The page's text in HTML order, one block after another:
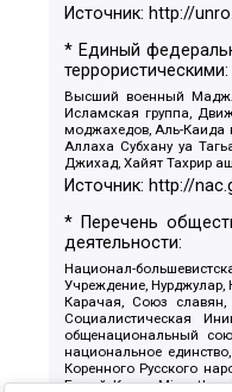
Источник: http://
* Единый
террористическими:
Высший военный
Исламская группа,
моджахедов, Аль-Каида
Аллаха Субхану уа
Джихад, Хайят Тахрир
Источник: http://
* Перечень
деятельности:
Национал-
Учреждение,
Карачая, Союз славян,
Социалистическая
общенациональный
национальное
Коренного Русского
Белый Крест,